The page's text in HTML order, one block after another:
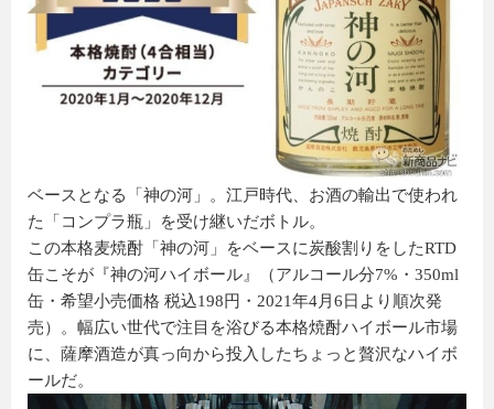
ベースとなる「神の河」。江戸時代、お酒の輸出で使われ
た「コンプラ瓶」を受け継いだボトル。
この本格麦焼酎「神の河」をベースに炭酸割りをしたRTD
缶こそが『神の河ハイボール』（アルコール分7%・350ml
缶・希望小売価格 税込198円・2021年4月6日より順次発
売）。幅広い世代で注目を浴びる本格焼酎ハイボール市場
に、薩摩酒造が真っ向から投入したちょっと贅沢なハイボ
ールだ。